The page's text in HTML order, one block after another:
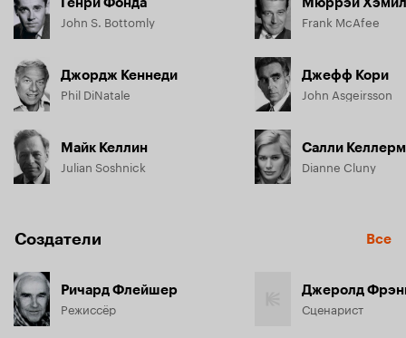
John S. Bottomly
Джордж Кеннеди
Phil DiNatale
Майк Келлин
Julian Soshnick
Frank McAfee
Джефф Кори
John Asgeirsson
Салли
Dianne Cluny
Создатели Все
Ричард Флейшер
Режиссёр
Джеролд
Сценарист